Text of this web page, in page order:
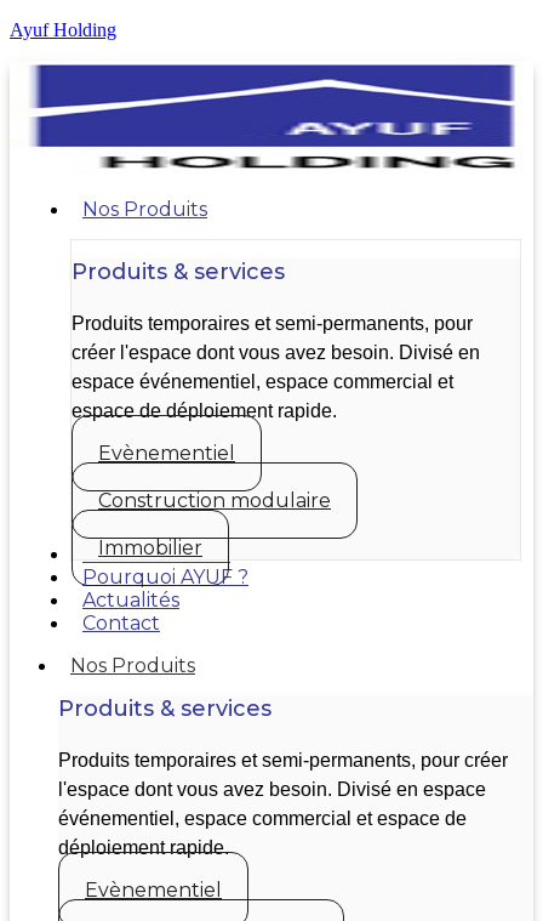
Ayuf Holding
Nos Produits
Produits & services
Produits temporaires et semi-permanents, pour
créer l'espace dont vous avez besoin. Divisé en
espace événementiel, espace commercial et
espace de déploiement rapide.
Evènementiel
Construction modulaire
Immobilier
Nos réalisations
Pourquoi AYUF ?
Actualités
Contact
Nos Produits
Produits & services
Produits temporaires et semi-permanents, pour créer
l'espace dont vous avez besoin. Divisé en espace
événementiel, espace commercial et espace de
déploiement rapide.
Evènementiel